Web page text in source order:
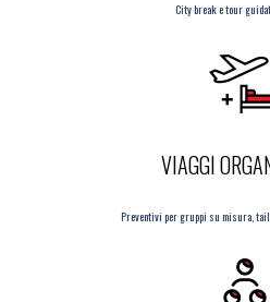
City break e tour
VIAGGI
Preventivi per gruppi su misura,